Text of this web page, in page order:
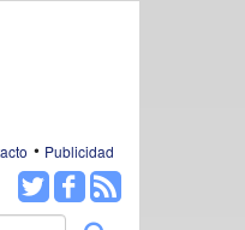
Publicidad